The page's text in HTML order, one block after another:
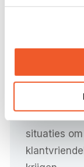
Wanneer
resultaat
met uw
komen.
situaties